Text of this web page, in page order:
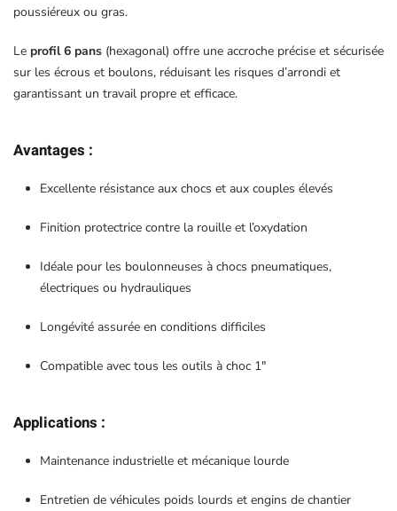
poussiéreux ou gras.
Le profil 6 pans (hexagonal) offre une accroche précise et sécurisée
sur les écrous et boulons, réduisant les risques d’arrondi et
garantissant un travail propre et efficace.
Avantages :
Excellente résistance aux chocs et aux couples élevés
Finition protectrice contre la rouille et l’oxydation
Idéale pour les boulonneuses à chocs pneumatiques,
électriques ou hydrauliques
Longévité assurée en conditions difficiles
Compatible avec tous les outils à choc 1″
Applications :
Maintenance industrielle et mécanique lourde
Entretien de véhicules poids lourds et engins de chantier